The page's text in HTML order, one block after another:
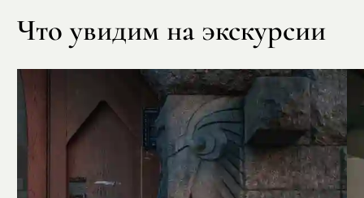
Что увидим на экскурсии